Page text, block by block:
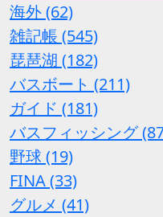
海外 (62)
雑記帳 (545)
琵琶湖 (182)
バスボート (211)
ガイド (181)
バスフィッシング
野球 (19)
FINA (33)
グルメ (41)